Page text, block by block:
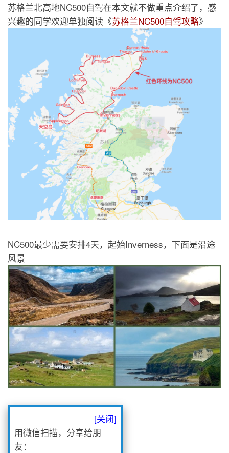
苏格兰北高地NC500自驾在本文就不做重点介绍了，感
兴趣的同学欢迎单独阅读《苏格兰NC500自驾攻略》
NC500最少需要安排4天，起始Inverness，下面是沿途
风景
[关闭]
用微信扫描，分享给朋
友：